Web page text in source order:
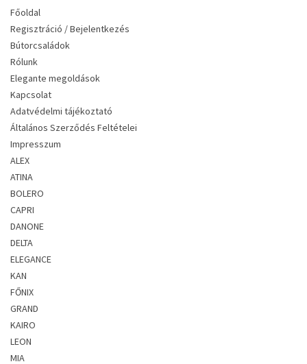
Főoldal
Regisztráció / Bejelentkezés
Bútorcsaládok
Rólunk
Elegante megoldások
Kapcsolat
Adatvédelmi tájékoztató
Általános Szerződés Feltételei
Impresszum
ALEX
ATINA
BOLERO
CAPRI
DANONE
DELTA
ELEGANCE
KAN
FŐNIX
GRAND
KAIRO
LEON
MIA